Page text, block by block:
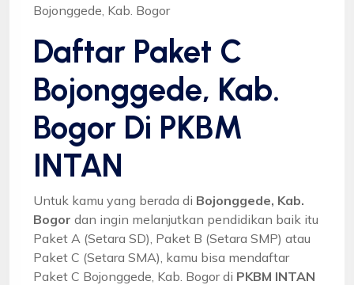
Bojonggede, Kab. Bogor
Daftar Paket C
Bojonggede, Kab.
Bogor Di PKBM
INTAN
Untuk kamu yang berada di Bojonggede, Kab.
Bogor dan ingin melanjutkan pendidikan baik itu
Paket A (Setara SD), Paket B (Setara SMP) atau
Paket C (Setara SMA), kamu bisa mendaftar
Paket C Bojonggede, Kab. Bogor di PKBM INTAN